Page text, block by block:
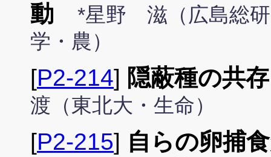
動
*星野 滋（広島総研
学・農）
[P2-214] 隠蔽種の共
渡（東北大・生命）
[P2-215] 自らの卵捕